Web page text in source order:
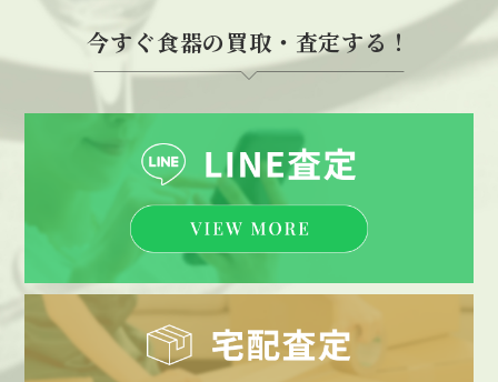
今すぐ食器の買取・査定する！